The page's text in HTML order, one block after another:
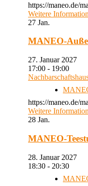
https://maneo.de/
Weitere
27 Jan.
MANEO-
27. Januar 2027
17:00 - 19:00
https://maneo.de/
Weitere
28 Jan.
MANEO-
28. Januar 2027
18:30 - 20:30